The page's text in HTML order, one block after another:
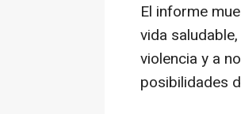
El informe
vida
violencia y a
posibilidades